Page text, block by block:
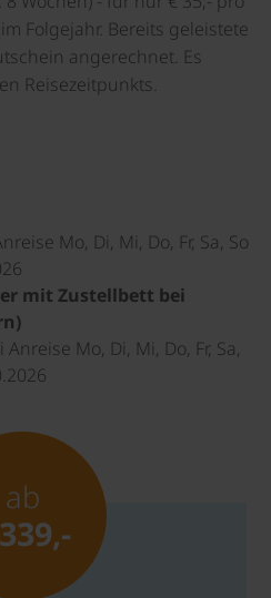
Folgejahr. Bereits geleistete
angerechnet. Es
Reisezeitpunkts.
Mo, Di, Mi, Do, Fr, Sa, So
mit Zustellbett bei
Mo, Di, Mi, Do, Fr, Sa,
ab